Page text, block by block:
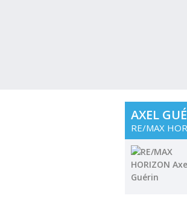
AXEL
RE/MAX